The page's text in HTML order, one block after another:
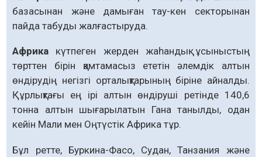
базасынан және дамыған тау-кен секторынан
пайда табуды жалғастыруда.
Африка күтпеген жерден жаһандық ұсыныстың
төрттен бірін қамтамасыз ететін әлемдік алтын
өндірудің негізгі орталықтарының біріне айналды.
Құрлықтағы ең ірі алтын өндіруші ретінде 140,6
тонна алтын шығарылатын Гана танылды, одан
кейін Мали мен Оңтүстік Африка тұр.
Бұл ретте, Буркина-Фасо, Судан, Танзания және